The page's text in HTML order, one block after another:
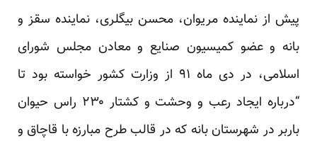
پیش از نماینده مریوان، محسن بیگلری، نماینده سقز و
بانه و عضو کمیسیون صنایع و معادن مجلس شورای
اسلامی، در دی ماه ۹۱ از وزارت کشور خواسته بود تا
“درباره ایجاد رعب و وحشت و کشتار ۲۳۰ راس حیوان
باربر در شهرستان بانه که در قالب طرح مبارزه با قاچاق و